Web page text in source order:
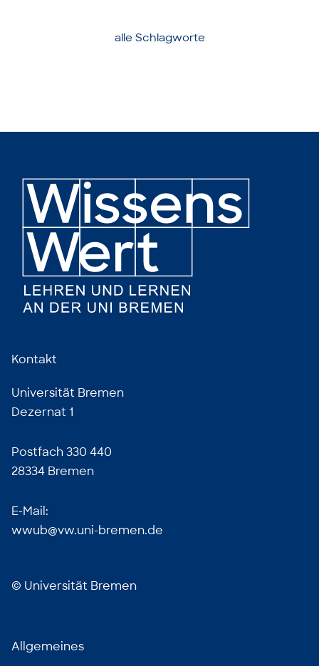
alle Schlagworte
Kontakt
Universität Bremen
Dezernat 1
Postfach 330 440
28334 Bremen
E-Mail:
wwub@vw.uni-bremen.de
© Universität Bremen
Allgemeines